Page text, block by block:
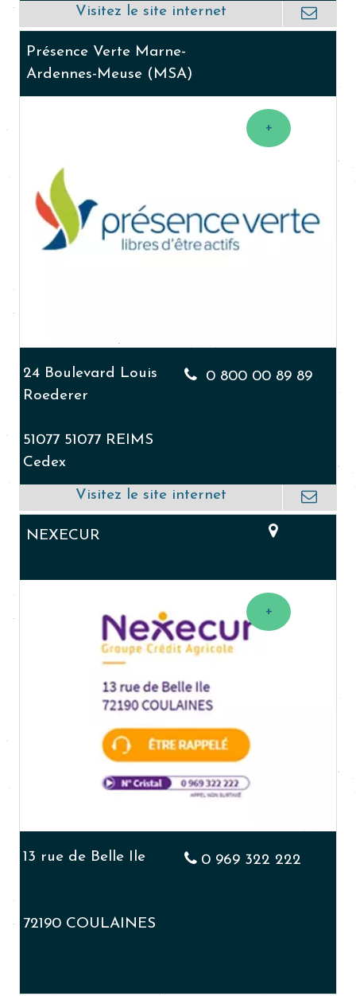
Présence Verte Marne-
Ardennes-Meuse (MSA)
24 Boulevard Louis
Roederer
51077 51077 REIMS
Cedex
0 800 00 89 89
NEXECUR
13 rue de Belle Ile
72190 COULAINES
0 969 322 222